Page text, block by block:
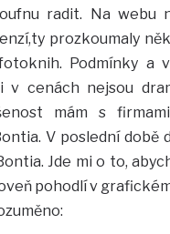
radit. Na webu
prozkoumaly
Podmínky a
v cenách nejsou
mám s
V poslední době
Jde mi o to,
pohodlí v